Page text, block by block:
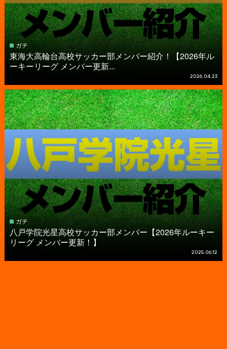
ガチ
東海大高輪台高校サッカー部メンバー紹介！【2026年ル
ーキーリーグ メンバー更新...
2026.04.23
ガチ
八戸学院光星高校サッカー部メンバー【2026年ルーキー
リーグ メンバー更新！】
2025.06.12